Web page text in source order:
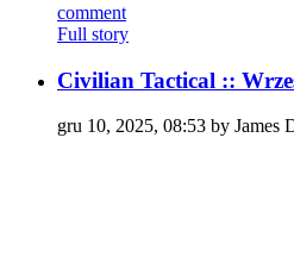
comment
Full story
Civilian Tactical ::
gru 10, 2025, 08:53 by James